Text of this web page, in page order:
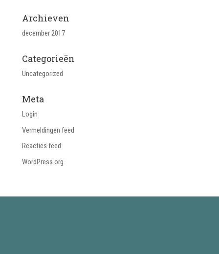
Archieven
december 2017
Categorieën
Uncategorized
Meta
Login
Vermeldingen feed
Reacties feed
WordPress.org